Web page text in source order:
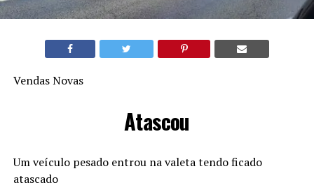
Vendas Novas
Atascou
Um veículo pesado entrou na valeta tendo ficado
atascado